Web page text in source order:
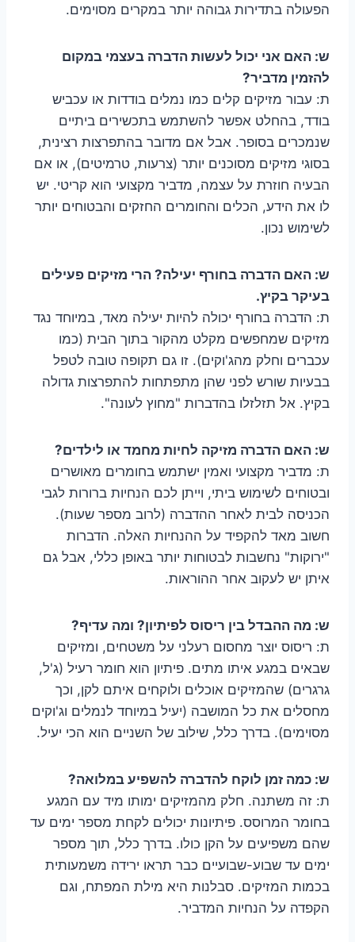
הפעולה בתדירות גבוהה יותר במקרים מסוימים.
ש: האם אני יכול לעשות הדברה בעצמי במקום
להזמין מדביר?
ת: עבור מזיקים קלים כמו נמלים בודדות או עכביש
בודד, בהחלט אפשר להשתמש בתכשירים ביתיים
שנמכרים בסופר. אבל אם מדובר בהתפרצות רצינית,
בסוגי מזיקים מסוכנים יותר (צרעות, טרמיטים), או אם
הבעיה חוזרת על עצמה, מדביר מקצועי הוא קריטי. יש
לו את הידע, הכלים והחומרים החזקים והבטוחים יותר
לשימוש נכון.
ש: האם הדברה בחורף יעילה? הרי מזיקים פעילים
בעיקר בקיץ.
ת: הדברה בחורף יכולה להיות יעילה מאד, במיוחד נגד
מזיקים שמחפשים מקלט מהקור בתוך הבית (כמו
עכברים וחלק מהג'וקים). זו גם תקופה טובה לטפל
בבעיות שורש לפני שהן מתפתחות להתפרצות גדולה
בקיץ. אל תזלזלו בהדברות "מחוץ לעונה".
ש: האם הדברה מזיקה לחיות מחמד או לילדים?
ת: מדביר מקצועי ואמין ישתמש בחומרים מאושרים
ובטוחים לשימוש ביתי, וייתן לכם הנחיות ברורות לגבי
הכניסה לבית לאחר ההדברה (לרוב מספר שעות).
חשוב מאד להקפיד על ההנחיות האלה. הדברות
"ירוקות" נחשבות לבטוחות יותר באופן כללי, אבל גם
איתן יש לעקוב אחר ההוראות.
ש: מה ההבדל בין ריסוס לפיתיון? ומה עדיף?
ת: ריסוס יוצר מחסום רעלני על משטחים, ומזיקים
שבאים במגע איתו מתים. פיתיון הוא חומר רעיל (ג'ל,
גרגרים) שהמזיקים אוכלים ולוקחים איתם לקן, וכך
מחסלים את כל המושבה (יעיל במיוחד לנמלים וג'וקים
מסוימים). בדרך כלל, שילוב של השניים הוא הכי יעיל.
ש: כמה זמן לוקח להדברה להשפיע במלואה?
ת: זה משתנה. חלק מהמזיקים ימותו מיד עם המגע
בחומר המרוסס. פיתיונות יכולים לקחת מספר ימים עד
שהם משפיעים על הקן כולו. בדרך כלל, תוך מספר
ימים עד שבוע-שבועיים כבר תראו ירידה משמעותית
בכמות המזיקים. סבלנות היא מילת המפתח, וגם
הקפדה על הנחיות המדביר.